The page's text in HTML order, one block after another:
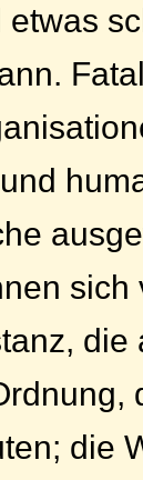
etwas
die
die